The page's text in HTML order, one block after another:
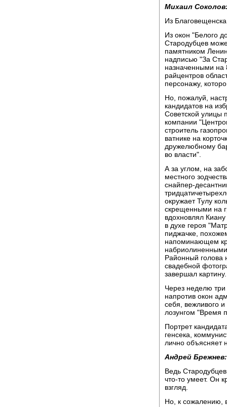
Михаил
Из
Из окон "Белого
Стародубцев
памятником
надписью "За
назначенными на
райцентров
персонажу,
Но, пожалуй,
кандидатов на
Советской улицы
компании
строитель
ватнике на
дружелюбному
во власти".
А за углом, на
местного
снайпер-
окружает Тулу
скрещенными на
вдохновлял
в духе героя
пиджачке,
напоминающем
Районный голова
свадебной
завершал картину.
Через неделю
напротив окон
себя, вежливого
лозунгом "Время
Портрет
генсека,
лично объясняет
Андрей Брежнев:
Ведь
что-то умеет. Он
взгляд.
Но, к сожалению,